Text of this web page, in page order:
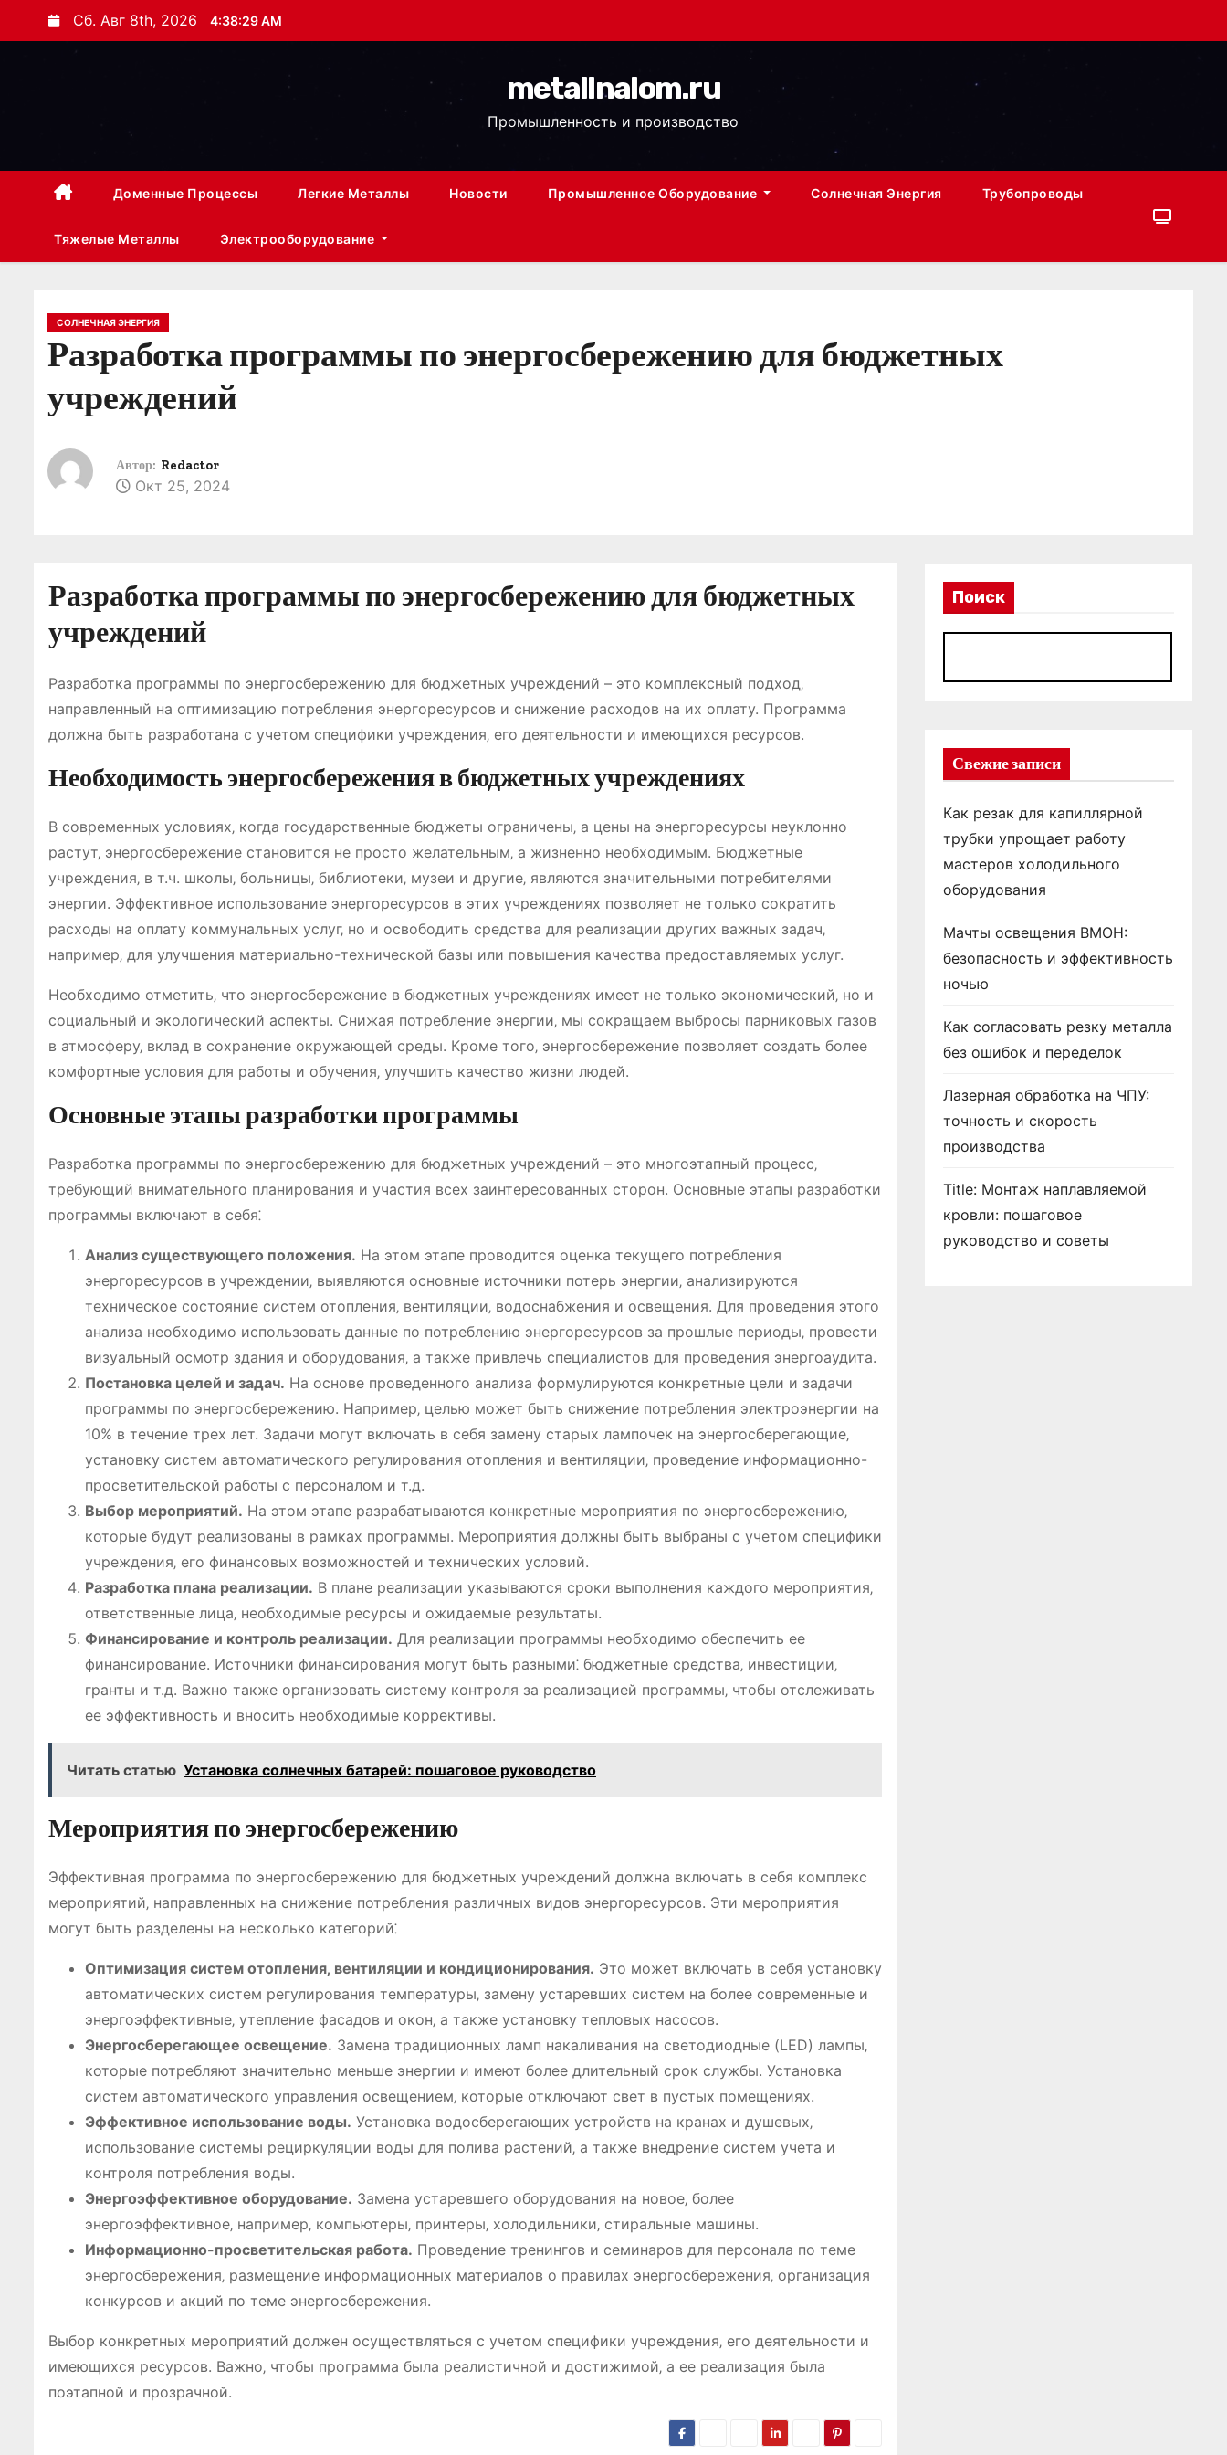
е
д
Сб. Авг 8th, 2026 4:38:30 AM
metallnalom.ru
Промышленность и производство
Доменные Процессы Легкие Металлы Новости Промышленное Оборудование Солнечная Энергия Трубопроводы
Тяжелые Металлы Электрооборудование
СОЛНЕЧНАЯ ЭНЕРГИЯ
Разработка программы по энергосбережению для бюджетных
учреждений
Автор: Redactor
Окт 25, 2024
Разработка программы по энергосбережению для бюджетных
учреждений
Разработка программы по энергосбережению для бюджетных учреждений – это комплексный подход‚
направленный на оптимизацию потребления энергоресурсов и снижение расходов на их оплату. Программа
должна быть разработана с учетом специфики учреждения‚ его деятельности и имеющихся ресурсов.
Необходимость энергосбережения в бюджетных учреждениях
В современных условиях‚ когда государственные бюджеты ограничены‚ а цены на энергоресурсы неуклонно
растут‚ энергосбережение становится не просто желательным‚ а жизненно необходимым. Бюджетные
учреждения‚ в т.ч. школы‚ больницы‚ библиотеки‚ музеи и другие‚ являются значительными потребителями
энергии. Эффективное использование энергоресурсов в этих учреждениях позволяет не только сократить
расходы на оплату коммунальных услуг‚ но и освободить средства для реализации других важных задач‚
например‚ для улучшения материально-технической базы или повышения качества предоставляемых услуг.
Необходимо отметить‚ что энергосбережение в бюджетных учреждениях имеет не только экономический‚ но и
социальный и экологический аспекты. Снижая потребление энергии‚ мы сокращаем выбросы парниковых газов
в атмосферу‚ вклад в сохранение окружающей среды. Кроме того‚ энергосбережение позволяет создать более
комфортные условия для работы и обучения‚ улучшить качество жизни людей.
Основные этапы разработки программы
Разработка программы по энергосбережению для бюджетных учреждений – это многоэтапный процесс‚
требующий внимательного планирования и участия всех заинтересованных сторон. Основные этапы разработки
программы включают в себя⁚
Анализ существующего положения. На этом этапе проводится оценка текущего потребления
энергоресурсов в учреждении‚ выявляются основные источники потерь энергии‚ анализируются
техническое состояние систем отопления‚ вентиляции‚ водоснабжения и освещения. Для проведения этого
анализа необходимо использовать данные по потреблению энергоресурсов за прошлые периоды‚ провести
визуальный осмотр здания и оборудования‚ а также привлечь специалистов для проведения энергоаудита.
Постановка целей и задач. На основе проведенного анализа формулируются конкретные цели и задачи
программы по энергосбережению. Например‚ целью может быть снижение потребления электроэнергии на
10% в течение трех лет. Задачи могут включать в себя замену старых лампочек на энергосберегающие‚
установку систем автоматического регулирования отопления и вентиляции‚ проведение информационно-
просветительской работы с персоналом и т.д.
Выбор мероприятий. На этом этапе разрабатываются конкретные мероприятия по энергосбережению‚
которые будут реализованы в рамках программы. Мероприятия должны быть выбраны с учетом специфики
учреждения‚ его финансовых возможностей и технических условий.
Разработка плана реализации. В плане реализации указываются сроки выполнения каждого мероприятия‚
ответственные лица‚ необходимые ресурсы и ожидаемые результаты.
Финансирование и контроль реализации. Для реализации программы необходимо обеспечить ее
финансирование. Источники финансирования могут быть разными⁚ бюджетные средства‚ инвестиции‚
гранты и т.д. Важно также организовать систему контроля за реализацией программы‚ чтобы отслеживать
ее эффективность и вносить необходимые коррективы.
Читать статью Установка солнечных батарей: пошаговое руководство
Мероприятия по энергосбережению
Эффективная программа по энергосбережению для бюджетных учреждений должна включать в себя комплекс
мероприятий‚ направленных на снижение потребления различных видов энергоресурсов. Эти мероприятия
могут быть разделены на несколько категорий⁚
Оптимизация систем отопления‚ вентиляции и кондиционирования. Это может включать в себя установку
автоматических систем регулирования температуры‚ замену устаревших систем на более современные и
энергоэффективные‚ утепление фасадов и окон‚ а также установку тепловых насосов.
Энергосберегающее освещение. Замена традиционных ламп накаливания на светодиодные (LED) лампы‚
которые потребляют значительно меньше энергии и имеют более длительный срок службы. Установка
систем автоматического управления освещением‚ которые отключают свет в пустых помещениях.
Эффективное использование воды. Установка водосберегающих устройств на кранах и душевых‚
использование системы рециркуляции воды для полива растений‚ а также внедрение систем учета и
контроля потребления воды.
Энергоэффективное оборудование. Замена устаревшего оборудования на новое‚ более
энергоэффективное‚ например‚ компьютеры‚ принтеры‚ холодильники‚ стиральные машины.
Информационно-просветительская работа. Проведение тренингов и семинаров для персонала по теме
энергосбережения‚ размещение информационных материалов о правилах энергосбережения‚ организация
конкурсов и акций по теме энергосбережения.
Выбор конкретных мероприятий должен осуществляться с учетом специфики учреждения‚ его деятельности и
имеющихся ресурсов. Важно‚ чтобы программа была реалистичной и достижимой‚ а ее реализация была
поэтапной и прозрачной.
Поиск
Свежие записи
Как резак для капиллярной
трубки упрощает работу
мастеров холодильного
оборудования
Мачты освещения ВМОН:
безопасность и эффективность
ночью
Как согласовать резку металла
без ошибок и переделок
Лазерная обработка на ЧПУ:
точность и скорость
производства
Title: Монтаж наплавляемой
кровли: пошаговое
руководство и советы